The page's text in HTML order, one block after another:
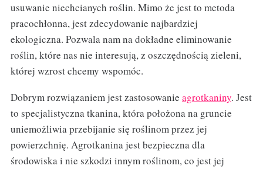
usuwanie niechcianych roślin. Mimo że jest to metoda
pracochłonna, jest zdecydowanie najbardziej
ekologiczna. Pozwala nam na dokładne eliminowanie
roślin, które nas nie interesują, z oszczędnością zieleni,
której wzrost chcemy wspomóc.
Dobrym rozwiązaniem jest zastosowanie agrotkaniny. Jest
to specjalistyczna tkanina, która położona na gruncie
uniemożliwia przebijanie się roślinom przez jej
powierzchnię. Agrotkanina jest bezpieczna dla
środowiska i nie szkodzi innym roślinom, co jest jej